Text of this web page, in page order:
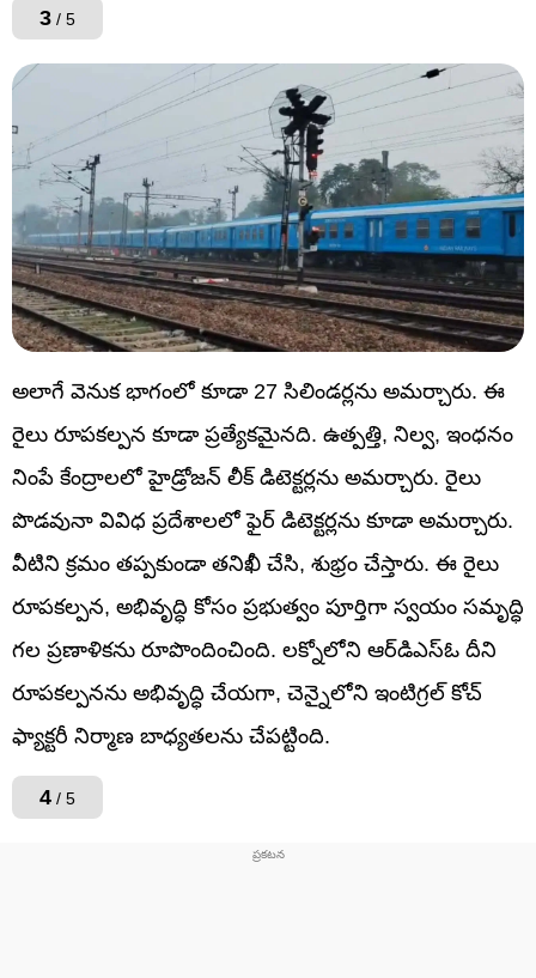
3 / 5
అలాగే వెనుక భాగంలో కూడా 27 సిలిండర్లను అమర్చారు. ఈ
రైలు రూపకల్పన కూడా ప్రత్యేకమైనది. ఉత్పత్తి, నిల్వ, ఇంధనం
నింపే కేంద్రాలలో హైడ్రోజన్ లీక్ డిటెక్టర్లను అమర్చారు. రైలు
పొడవునా వివిధ ప్రదేశాలలో ఫైర్ డిటెక్టర్లను కూడా అమర్చారు.
వీటిని క్రమం తప్పకుండా తనిఖీ చేసి, శుభ్రం చేస్తారు. ఈ రైలు
రూపకల్పన, అభివృద్ధి కోసం ప్రభుత్వం పూర్తిగా స్వయం సమృద్ధి
గల ప్రణాళికను రూపొందించింది. లక్నోలోని ఆర్‌డిఎస్‌ఓ దీని
రూపకల్పనను అభివృద్ధి చేయగా, చెన్నైలోని ఇంటిగ్రల్ కోచ్
ఫ్యాక్టరీ నిర్మాణ బాధ్యతలను చేపట్టింది.
4 / 5